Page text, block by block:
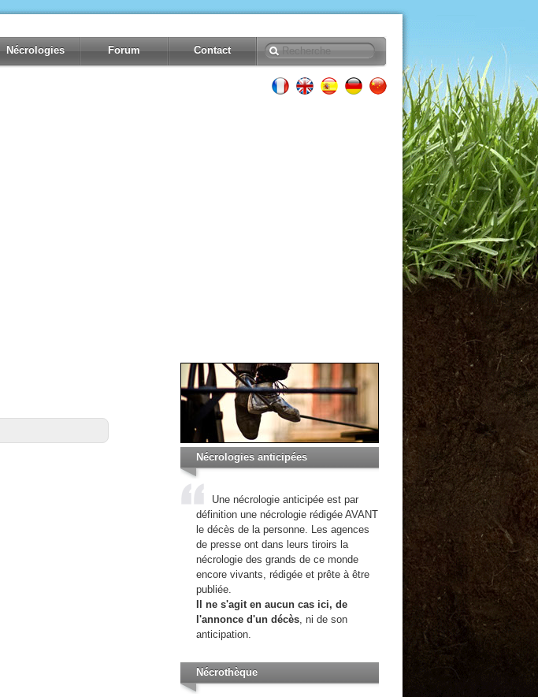
Nécrologies Forum Contact
Nécrologies anticipées
Une nécrologie anticipée est par
définition une nécrologie rédigée AVANT
le décès de la personne. Les agences
de presse ont dans leurs tiroirs la
nécrologie des grands de ce monde
encore vivants, rédigée et prête à être
publiée.
Il ne s'agit en aucun cas ici, de
l'annonce d'un décès, ni de son
anticipation.
Nécrothèque